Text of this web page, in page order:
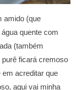
amido (que
quente com
(também
ficará cremoso
acreditar que
aqui vai minha